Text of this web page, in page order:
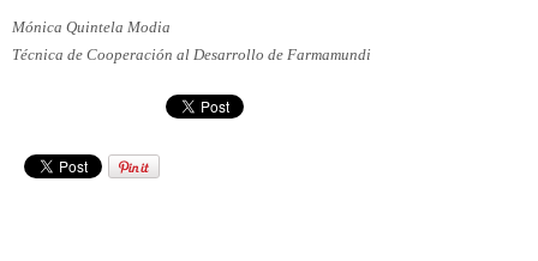
Mónica Quintela Modia
Técnica de Cooperación al Desarrollo de Farmamundi